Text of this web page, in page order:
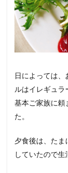
日によっては
ルはイレギュラ
基本ご家族に頼
た。
夕食後は、たま
していたので生